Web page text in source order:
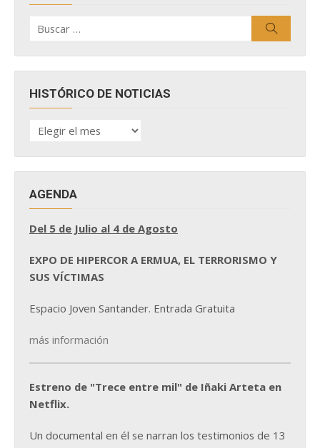
por:
HISTÓRICO DE NOTICIAS
HISTÓRICO
DE
AGENDA
Del 5 de Julio al 4 de Agosto
EXPO DE HIPERCOR A ERMUA, EL TERRORISMO Y
SUS VÍCTIMAS
Espacio Joven Santander. Entrada Gratuita
más información
Estreno de "Trece entre mil" de Iñaki Arteta en
Netflix.
Un documental en él se narran los testimonios de 13